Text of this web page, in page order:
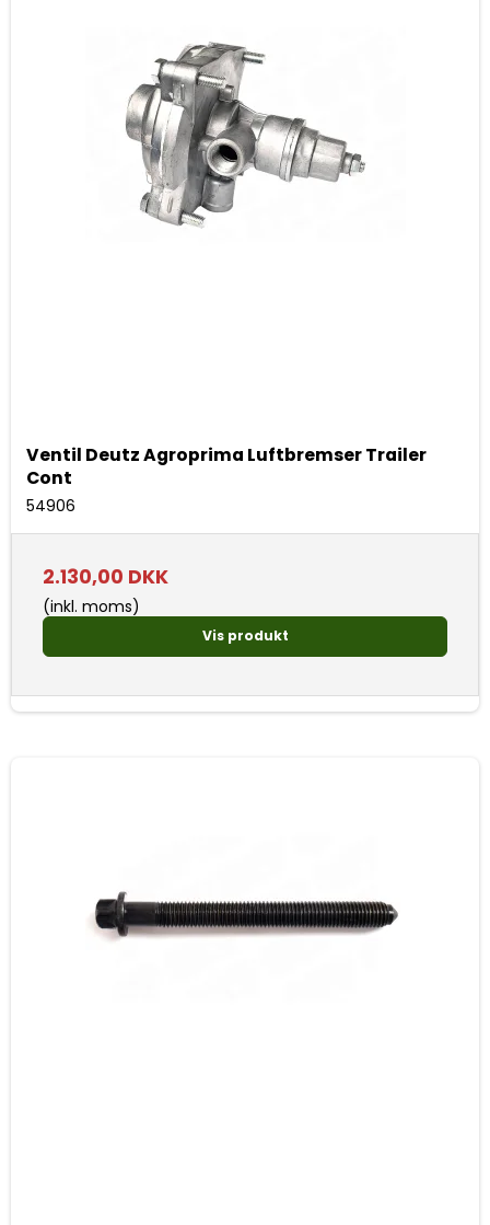
Ventil Deutz Agroprima Luftbremser Trailer
Cont
54906
2.130,00 DKK
(inkl. moms)
Vis produkt